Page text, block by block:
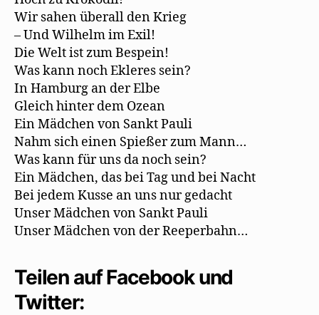
Wir sahen überall den Krieg
– Und Wilhelm im Exil!
Die Welt ist zum Bespein!
Was kann noch Ekleres sein?
In Hamburg an der Elbe
Gleich hinter dem Ozean
Ein Mädchen von Sankt Pauli
Nahm sich einen Spießer zum Mann…
Was kann für uns da noch sein?
Ein Mädchen, das bei Tag und bei Nacht
Bei jedem Kusse an uns nur gedacht
Unser Mädchen von Sankt Pauli
Unser Mädchen von der Reeperbahn…
Teilen auf Facebook und
Twitter: